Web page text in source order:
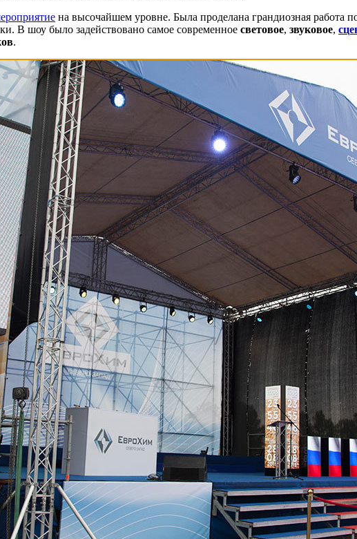
на высочайшем уровне. Была проделана грандиозная работа
В шоу было задействовано самое современное световое, звуковое,
.